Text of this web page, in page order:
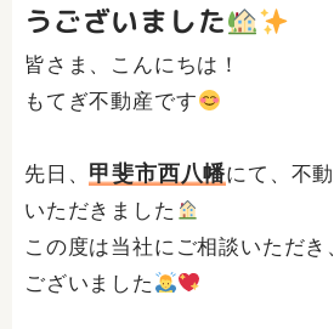
うございました
皆さま、こんにちは！
もてぎ不動産です
先日、 甲斐市西八幡にて、不
いただきました
この度は当社にご相談いただき
ございました